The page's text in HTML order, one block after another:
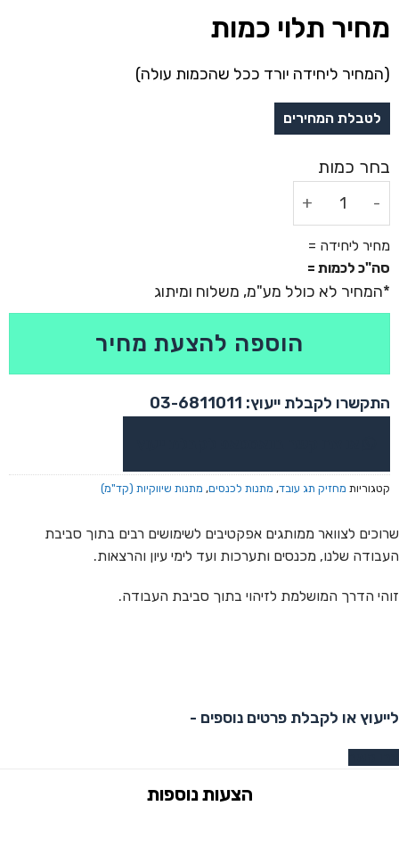
מחיר תלוי כמות
(המחיר ליחידה יורד ככל שהכמות עולה)
סה"כ לכמות =
מחיר ליחידה =
הוספה להצעת מחיר
התקשרו לקבלת ייעוץ: 03-6811011
קטגוריות מחזיק תג עובד, מתנות לכנסים, מתנות שיווקיות (קד"מ)
שרוכים לצוואר ממותגים אפקטיבים לשימושים רבים בתוך סביבת
העבודה שלנו, מכנסים ותערכות ועד לימי עיון והרצאות.
זוהי הדרך המושלמת לזיהוי בתוך סביבת העבודה.
לייעוץ או לקבלת פרטים נוספים -